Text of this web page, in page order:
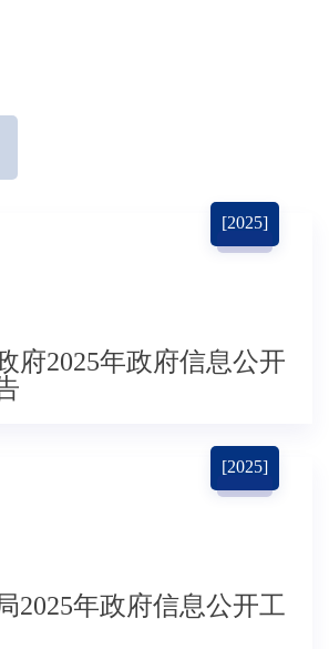
[2025]
府2025年政府信息公开
[2025]
2025年政府信息公开工